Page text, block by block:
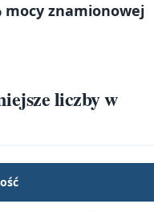
mocy znamionowej
liczby w